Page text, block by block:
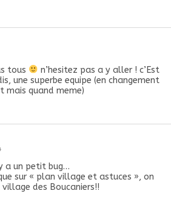
tous
n’hesitez pas a y aller ! c’Est
une superbe equipe (en changement
mais quand meme)
a un petit bug…
sur « plan village et astuces », on
des Boucaniers!!